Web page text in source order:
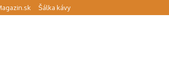
Šálka kávy